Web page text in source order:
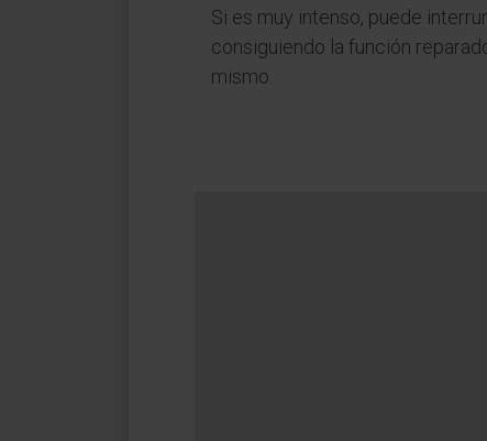
Si es muy intenso, puede
consiguiendo la función
mismo.